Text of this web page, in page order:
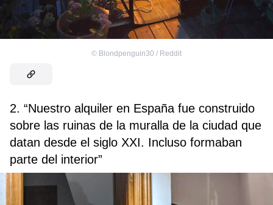
© Blondpenguin30 / Reddit
2. “Nuestro alquiler en España fue construido
sobre las ruinas de la muralla de la ciudad que
datan desde el siglo XXI. Incluso formaban
parte del interior”